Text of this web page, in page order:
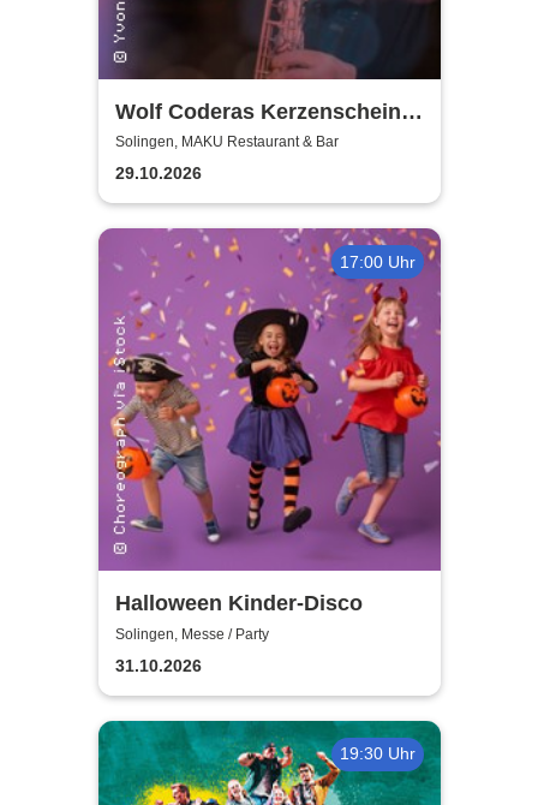
Wolf Coderas Kerzenschein
Konzert
Solingen, MAKU Restaurant & Bar
29.10.2026
17:00 Uhr
Halloween Kinder-Disco
Solingen, Messe / Party
31.10.2026
19:30 Uhr